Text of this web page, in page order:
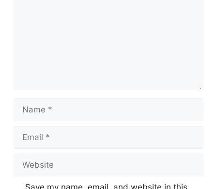
Save my name, email, and website in this